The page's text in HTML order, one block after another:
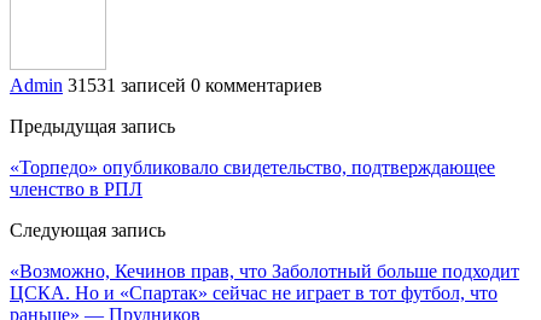
Admin 31531 записей 0 комментариев
Предыдущая запись
«Торпедо» опубликовало свидетельство, подтверждающее
членство в РПЛ
Следующая запись
«Возможно, Кечинов прав, что Заболотный больше подходит
ЦСКА. Но и «Спартак» сейчас не играет в тот футбол, что
раньше» — Прудников